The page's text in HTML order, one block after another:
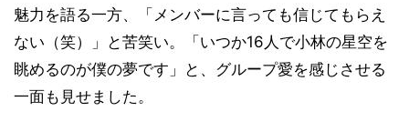
魅力を語る一方、「メンバーに言っても信じてもらえ
ない（笑）」と苦笑い。「いつか16人で小林の星空を
眺めるのが僕の夢です」と、グループ愛を感じさせる
一面も見せました。